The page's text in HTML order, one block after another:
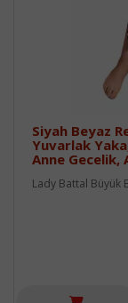
Siyah Beyaz
Yuvarlak
Anne Gecelik,
Lady Battal Büyük